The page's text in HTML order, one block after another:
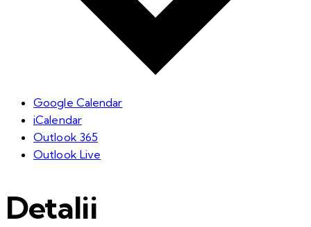
Google Calendar
iCalendar
Outlook 365
Outlook Live
Detalii